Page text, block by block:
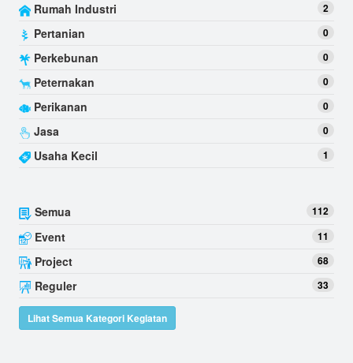
Rumah Industri 2
Pertanian 0
Perkebunan 0
Peternakan 0
Perikanan 0
Jasa 0
Usaha Kecil 1
Semua 112
Event 11
Project 68
Reguler 33
Lihat Semua Kategori Kegiatan